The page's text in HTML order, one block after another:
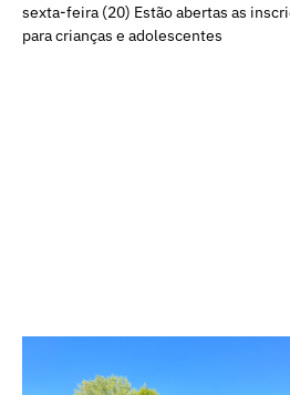
sexta-feira (20) Estão abertas as
para crianças e adolescentes